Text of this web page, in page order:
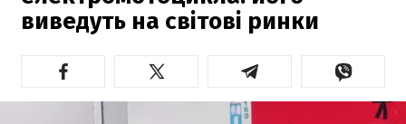
виведуть на світові ринки